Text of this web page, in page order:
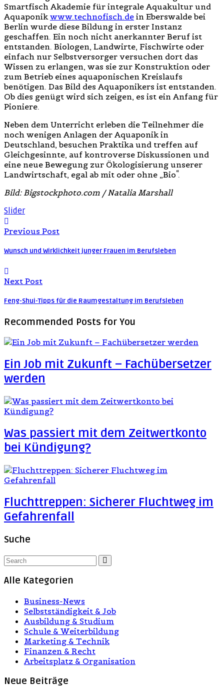
Smartfisch Akademie für integrale Aquakultur und
Aquaponik www.technofisch.de in Eberswalde bei
Berlin wurde diese Bildung in erster Instanz
geschaffen. Ein noch nicht anerkannter Beruf ist
entstanden. Biologen, Landwirte, Fischwirte oder
einfach nur Selbstversorger versuchen dort das
Wissen zu erlangen, was sie zur Konstruktion oder
zum Betrieb eines aquaponischen Kreislaufs
benötigen. Das Bild des Aquaponikers ist entstanden.
Ob dies genügt wird sich zeigen, es ist ein Anfang für
Pioniere.
Neben dem Unterricht erleben die Teilnehmer die
noch wenigen Anlagen der Aquaponik in
Deutschland, besuchen Praktika und treffen auf
Gleichgesinnte, auf kontroverse Diskussionen und
eine neue Bewegung zur Ökologisierung unserer
Landwirtschaft, egal ab mit oder ohne „Bio“.
Bild: Bigstockphoto.com / Natalia Marshall
Slider
Previous Post
Wunsch und Wirklichkeit junger Frauen im Berufsleben
Next Post
Feng-Shui-Tipps für die Raumgestaltung im Berufsleben
Recommended Posts for You
Ein Job mit Zukunft – Fachübersetzer
werden
Was passiert mit dem Zeitwertkonto
bei Kündigung?
Fluchttreppen: Sicherer Fluchtweg im
Gefahrenfall
Suche
Alle Kategorien
Business-News
Selbstständigkeit & Job
Ausbildung & Studium
Schule & Weiterbildung
Marketing & Technik
Finanzen & Recht
Arbeitsplatz & Organisation
Neue Beiträge